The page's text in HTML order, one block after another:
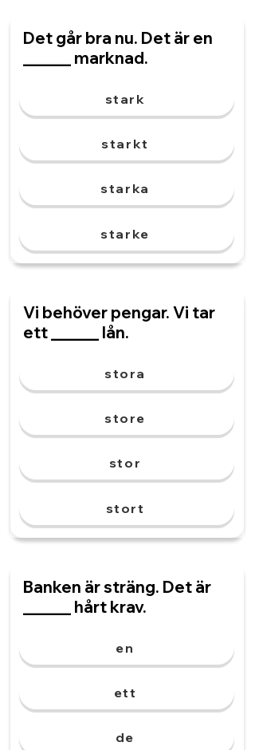
Det går bra nu. Det är en
______ marknad.
stark
starkt
starka
starke
Vi behöver pengar. Vi tar
ett ______ lån.
stora
store
stor
stort
Banken är sträng. Det är
______ hårt krav.
en
ett
de